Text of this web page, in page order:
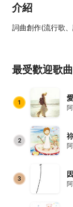
介紹
詞曲創作(流行歌
最受歡迎歌曲
1
2
3